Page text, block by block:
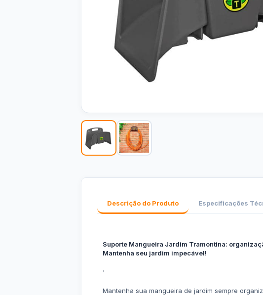
Descrição do Produto Especificações
Suporte Mangueira Jardim Tramontina:
Mantenha seu jardim impecável!
'
Mantenha sua mangueira de jardim sempre